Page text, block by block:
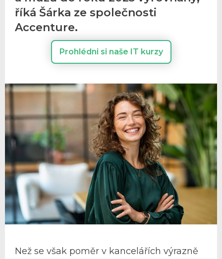
říká Šárka ze společnosti
Accenture.
Prohlédni si naše IT kurzy
Než se však poměr v kancelářích výrazně